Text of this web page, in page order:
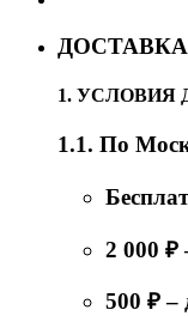
1. УСЛОВИЯ
1.1. По
2 000 ₽
500 ₽ –